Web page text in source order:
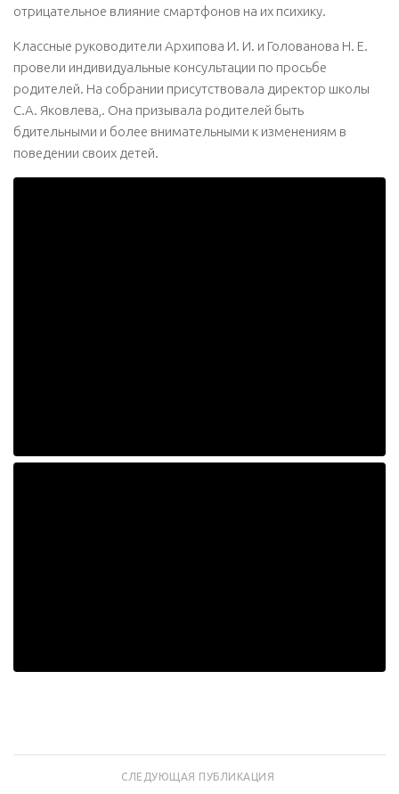
отрицательное влияние смартфонов на их психику.
Классные руководители Архипова И. И. и Голованова Н. Е.
провели индивидуальные консультации по просьбе
родителей. На собрании присутствовала директор школы
С.А. Яковлева,. Она призывала родителей быть
бдительными и более внимательными к изменениям в
поведении своих детей.
СЛЕДУЮЩАЯ ПУБЛИКАЦИЯ